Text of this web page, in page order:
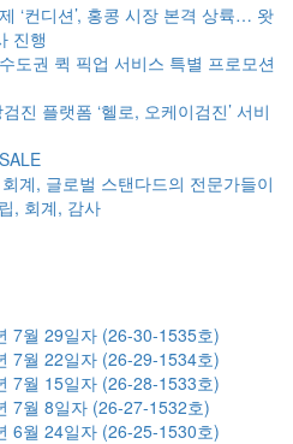
‘컨디션’, 홍콩 시장 본격 상륙… 왓
진행
도권 퀵 픽업 서비스 특별 프로모션
진 플랫폼 ‘헬로, 오케이검진’ 서비
계, 글로벌 스탠다드의 전문가들이
, 회계, 감사
7월 29일자 (26-30-1535호)
7월 22일자 (26-29-1534호)
7월 15일자 (26-28-1533호)
7월 8일자 (26-27-1532호)
6월 24일자 (26-25-1530호)